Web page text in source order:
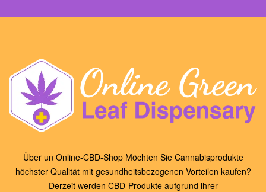
Über un Online-CBD-Shop Möchten Sie Cannabisprodukte
höchster Qualität mit gesundheitsbezogenen Vorteilen kaufen?
Derzeit werden CBD-Produkte aufgrund ihrer